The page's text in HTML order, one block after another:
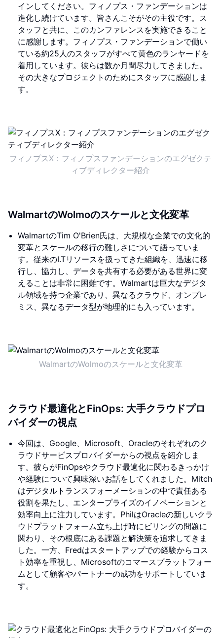
インしてください。フィノプス・ファンデーションは
進化し続けています。皆さんこそがその主役です。ス
タッフと共に、このカンファレンスを実施できること
に感謝します。フィノプス・ファンデーションで働い
ている約25人のスタッフがすべて黄色のランヤードを
着用しています。彼らは数か月間尽力してきました。
その大きなプロジェクトのためにスタッフに感謝しま
す。
フィノプスX：フィノプスファンデーションのエグゼクテ
ィブディレクター紹介
WalmartのWolmoのスケールと文化変革
WalmartのTim O'Brien氏は、大規模な企業での文化的
変革とスケールの移行の難しさについて語っていま
す。従来のI.Tリソースを扱ってきた組織を、迅速に移
行し、協力し、データを共有する必要がある世界に変
えることは非常に困難です。Walmartは巨大なデジタ
ル領域を持つ企業であり、異なるクラウド、オンプレ
ミス、異なるデータ型が地理的にも入っています。
WalmartのWolmoのスケールと文化変革
クラウド最適化とFinOps: 大手クラウドプロ
バイダーの視点
今回は、Google、Microsoft、Oracleのそれぞれのク
ラウドサービスプロバイダーからの視点を紹介しま
す。彼らがFinOpsやクラウド最適化に関わるきっかけ
や経験について興味深いお話をしてくれました。Mitch
はデジタルトランスフォーメーションの中で責任ある
役割を果たし、エンタープライズのイノベーションと
効率向上に注力しています。PhilはOracleの新しいクラ
ウドプラットフォーム立ち上げ時にビリングの問題に
関わり、その根底にある課題と解決策を追求してきま
した。一方、Fredはスタートアップでの経験からコス
ト効率を重視し、Microsoftのコマースプラットフォー
ムとして顧客やパートナーの成功をサポートしていま
す。